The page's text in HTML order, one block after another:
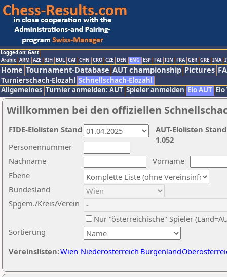
Logged on: Gast
Arabic ARM AZE BIH BUL CAT CHN CRO CZE DEN ENG ESP FAI FIN FRA GER GRE INA
Home Tournament-Database AUT championship Pictures
Turnierschach-Elozahl Schnellschach-Elozahl
Allgemeines Turnier anmelden: AUT Spieler anmelden Elo AUT
Willkommen bei den offiziellen
Nachname
Vorname
Ebene
Sortierung
Personennummer
Bundesland
Spgem./Kreis/Verein
Nur "österreichische" Spieler
Vereinslisten:Wien Niederösterreich Burgenland
AUT-Elolisten
1.052
FIDE-Elolisten Stand